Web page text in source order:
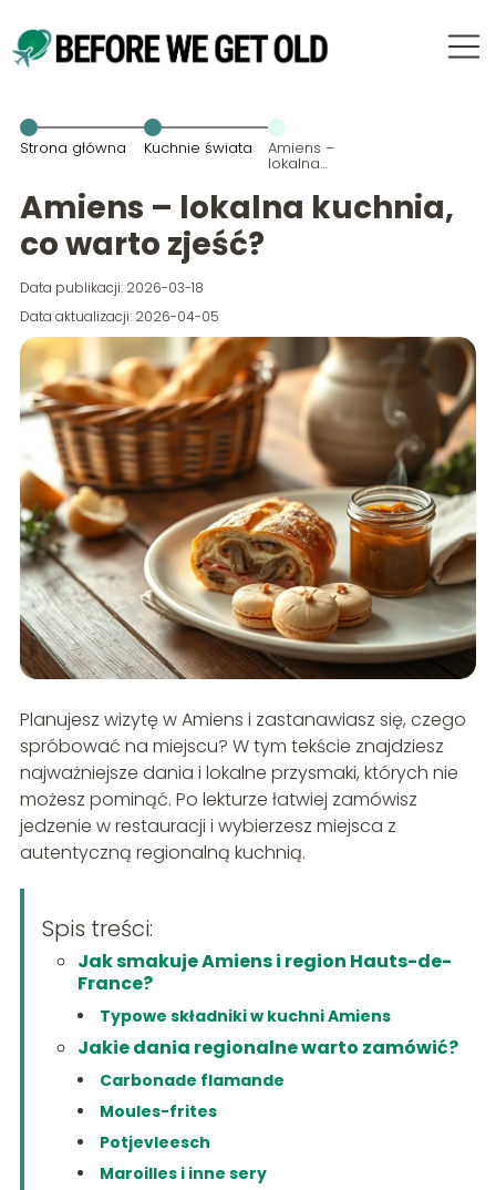
Strona główna Kuchnie świata Amiens –
lokalna
warto zjeść?
Amiens – lokalna kuchnia,
co warto zjeść?
Data publikacji: 2026-03-18
Data aktualizacji: 2026-04-05
Planujesz wizytę w Amiens i zastanawiasz się, czego
spróbować na miejscu? W tym tekście znajdziesz
najważniejsze dania i lokalne przysmaki, których nie
możesz pominąć. Po lekturze łatwiej zamówisz
jedzenie w restauracji i wybierzesz miejsca z
autentyczną regionalną kuchnią.
Spis treści:
Jak smakuje Amiens i region Hauts-de-
France?
Typowe składniki w kuchni Amiens
Jakie dania regionalne warto zamówić?
Carbonade flamande
Moules-frites
Potjevleesch
Maroilles i inne sery